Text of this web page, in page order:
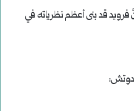
قد بنى أعظم نظرياته في
دوتش: